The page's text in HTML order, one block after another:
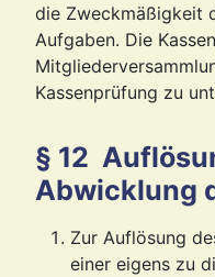
die Zweckmäßigkeit
Aufgaben. Die
Kassenprüfung zu
§ 12
Abwicklung
Zur Auflösung
einer eigens zu